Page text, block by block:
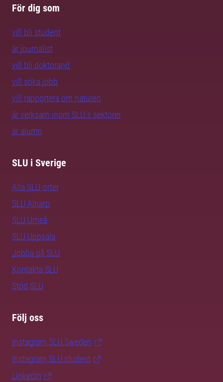
För dig som
vill bli student
är journalist
vill bli doktorand
vill söka jobb
vill rapportera om naturen
är verksam inom SLU:s sektorer
är alumn
SLU i Sverige
Alla SLU-orter
SLU Alnarp
SLU Umeå
SLU Uppsala
Jobba på SLU
Kontakta SLU
Stöd SLU
Följ oss
Instagram SLU.Sweden
Instagram SLU.student
LinkedIn